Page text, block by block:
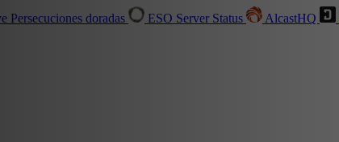
Persecuciones doradas ESO Server Status AlcastHQ